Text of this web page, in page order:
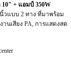
10" + แอมป์ 350W
วแบบ 2 ทาง ที่มาพร้อม
นเสียง PA, การแสดงสด